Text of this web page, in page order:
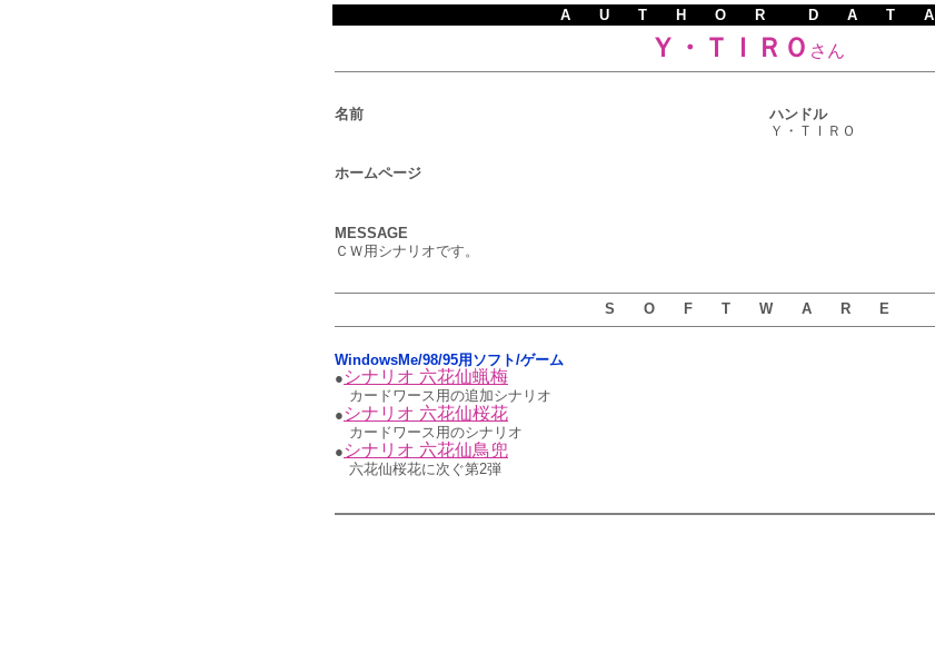
A U T H O R D A T A
Ｙ・ＴＩＲＯ さん
名前
ハンドル
Ｙ・ＴＩＲＯ
ホームページ
MESSAGE
ＣＷ用シナリオです。
S O F T W A R E
WindowsMe/98/95用ソフト/ゲーム
● シナリオ 六花仙蝋梅
カードワース用の追加シナリオ
● シナリオ 六花仙桜花
カードワース用のシナリオ
● シナリオ 六花仙鳥兜
六花仙桜花に次ぐ第2弾